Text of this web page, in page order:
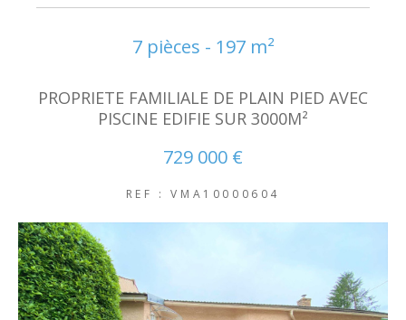
7 pièces - 197 m²
PROPRIETE FAMILIALE DE PLAIN PIED AVEC
PISCINE EDIFIE SUR 3000M²
729 000 €
REF : VMA10000604
FILTRER PAR
NOUVEAUTÉS
RECHERCHER